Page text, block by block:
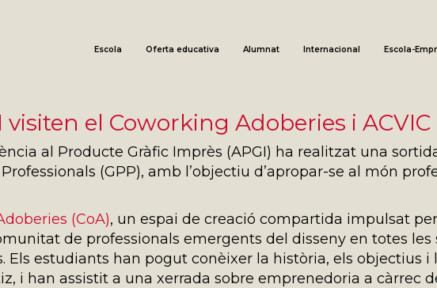
Escola Oferta educativa Alumnat Internacional Escola-
visiten el Coworking Adoberies i ACVIC
al Producte Gràfic Imprès (APGI) ha realitzat una
(GPP), amb l’objectiu d’apropar-se al món
(CoA), un espai de creació compartida impulsat per
de professionals emergents del disseny en totes les
Els estudiants han pogut conèixer la història, els objectius i
i han assistit a una xerrada sobre emprenedoria a càrrec